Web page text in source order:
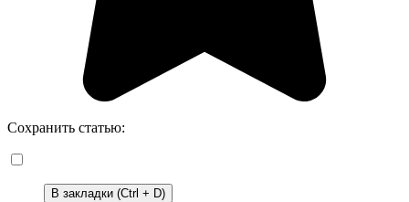
Сохранить статью:
В закладки (Ctrl + D)